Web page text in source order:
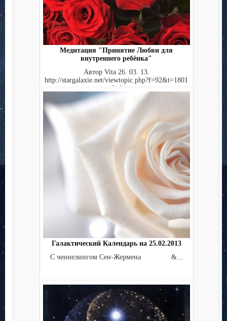
Медитация "Принятие Любви для
внутреннего ребёнка"
Автор Vita 26. 03. 13.
http://stargalaxie.net/viewtopic.php?f=92&t=1801
&nb...
Галактический Календарь на 25.02.2013
С ченнелингом Сен-Жермена &...